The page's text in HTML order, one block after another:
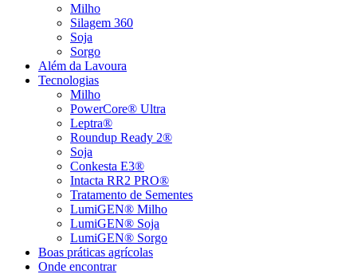
Milho
Silagem 360
Soja
Sorgo
Além da Lavoura
Tecnologias
Milho
PowerCore® Ultra
Leptra®
Roundup Ready 2®
Soja
Conkesta E3®
Intacta RR2 PRO®
Tratamento de Sementes
LumiGEN® Milho
LumiGEN® Soja
LumiGEN® Sorgo
Boas práticas agrícolas
Onde encontrar